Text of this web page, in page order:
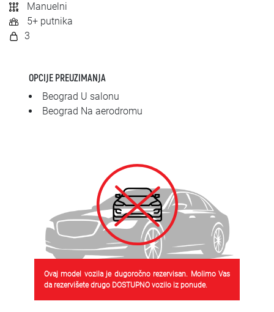
SRPSKI
СРПСКИ
ENGLISH
Manuelni
5+ putnika
3
OPCIJE PREUZIMANJA
Beograd U salonu
Beograd Na aerodromu
Ovaj model vozila je dugoročno rezervisan. Molimo Vas
da rezervišete drugo DOSTUPNO vozilo iz ponude.